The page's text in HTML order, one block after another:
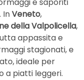
InVeneto,
della Valpolicella,
appassita e
stagionati, e
ideale per
a piatti leggeri.